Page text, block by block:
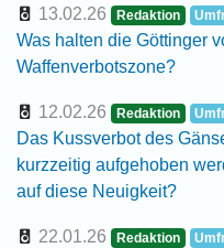
13.02.26 Redaktion
Was halten die Göttinger
Waffenverbotszone?
12.02.26 Redaktion
Das Kussverbot des
kurzzeitig aufgehoben
auf diese Neuigkeit?
22.01.26 Redaktion